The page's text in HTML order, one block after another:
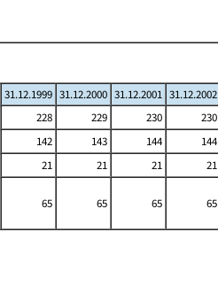
31.12.1999 31.12.2000 31.12.2001 31.12.2002
228 229 230 230
142 143 144 144
21 21 21 21
65 65 65 65